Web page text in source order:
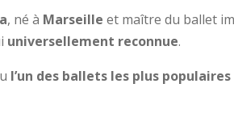
, né à Marseille et maître du ballet
universellement reconnue.
l’un des ballets les plus populaires